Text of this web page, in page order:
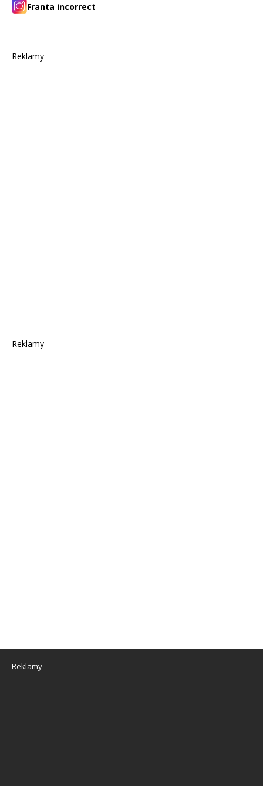
Franta incorrect
Reklamy
Reklamy
Reklamy